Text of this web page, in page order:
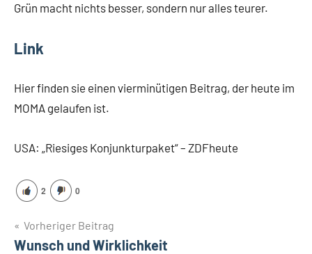
Grün macht nichts besser, sondern nur alles teurer.
Link
Hier finden sie einen vierminütigen Beitrag, der heute im
MOMA gelaufen ist.
USA: „Riesiges Konjunkturpaket“ – ZDFheute
2 0
Beitragsnavigation
Vorheriger Beitrag
Wunsch und Wirklichkeit